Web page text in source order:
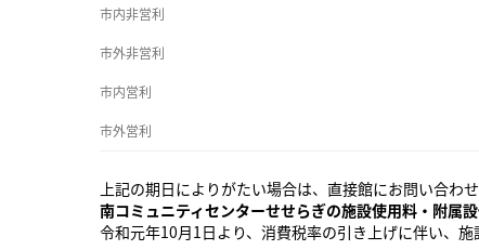
市内非営利
市外非営利
市内営利
市外営利
上記の期日によりがたい場合は、直接館にお問い合わせ
南コミュニティセンターせせらぎの施設使用料・附属
令和元年10月1日より、消費税率の引き上げに伴い、